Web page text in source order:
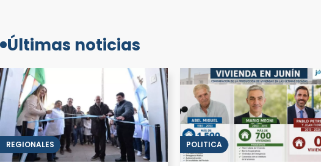
Últimas noticias
REGIONALES POLITICA